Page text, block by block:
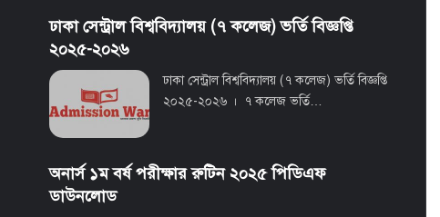
ঢাকা সেন্ট্রাল বিশ্ববিদ্যালয় (৭ কলেজ) ভর্তি বিজ্ঞপ্তি
২০২৫-২০২৬
ঢাকা সেন্ট্রাল বিশ্ববিদ্যালয় (৭ কলেজ) ভর্তি বিজ্ঞপ্তি
২০২৫-২০২৬ । ৭ কলেজ ভর্তি…
অনার্স ১ম বর্ষ পরীক্ষার রুটিন ২০২৫ পিডিএফ
ডাউনলোড